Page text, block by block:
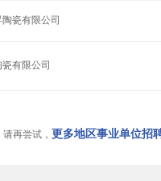
瓷有限公司
有限公司
再尝试， 更多地区事业单位招